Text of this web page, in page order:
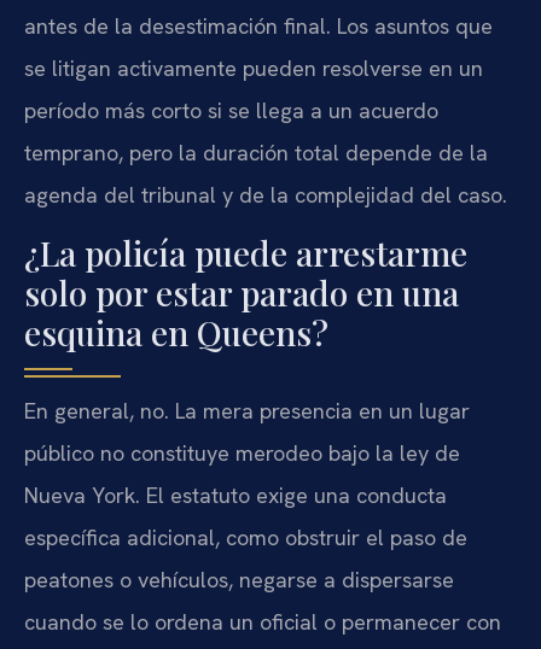
antes de la desestimación final. Los asuntos que
se litigan activamente pueden resolverse en un
período más corto si se llega a un acuerdo
temprano, pero la duración total depende de la
agenda del tribunal y de la complejidad del caso.
¿La policía puede arrestarme
solo por estar parado en una
esquina en Queens?
En general, no. La mera presencia en un lugar
público no constituye merodeo bajo la ley de
Nueva York. El estatuto exige una conducta
específica adicional, como obstruir el paso de
peatones o vehículos, negarse a dispersarse
cuando se lo ordena un oficial o permanecer con